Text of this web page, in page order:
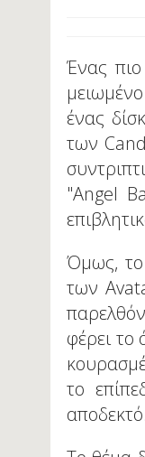
Ένας
ένας
των
"Angel
Όμως, το
των
φέρει το
το
αποδεκτό.